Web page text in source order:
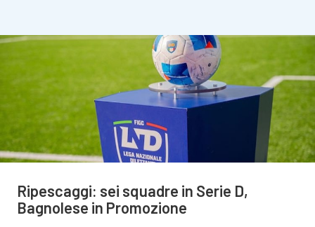
Ripescaggi: sei squadre in Serie D,
Bagnolese in Promozione